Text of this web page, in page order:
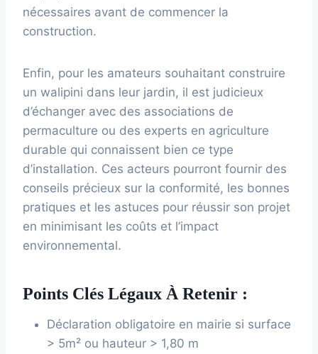
nécessaires avant de commencer la
construction.
Enfin, pour les amateurs souhaitant construire
un walipini dans leur jardin, il est judicieux
d’échanger avec des associations de
permaculture ou des experts en agriculture
durable qui connaissent bien ce type
d’installation. Ces acteurs pourront fournir des
conseils précieux sur la conformité, les bonnes
pratiques et les astuces pour réussir son projet
en minimisant les coûts et l’impact
environnemental.
Points Clés Légaux À Retenir :
Déclaration obligatoire en mairie si surface
> 5m² ou hauteur > 1,80 m